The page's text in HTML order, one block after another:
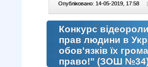
Опубліковано: 14-05-2019, 17:58 |
Конкурс
прав людини в
обов'язків їх
право!" (ЗОШ